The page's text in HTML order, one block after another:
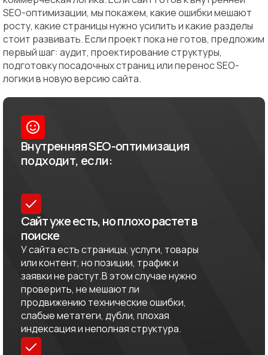
SEO-оптимизации, мы покажем, какие ошибки мешают
росту, какие страницы нужно усилить и какие разделы
стоит развивать. Если проект пока не готов, предложим
первый шаг: аудит, проектирование структуры,
подготовку посадочных страниц или перенос SEO-
логики в новую версию сайта.
Внутренняя SEO-оптимизация
подходит, если:
Сайт уже есть, но плохо растет в
поиске
У сайта есть страницы, услуги, товары
или контент, но позиции, трафик и
заявки не растут.В этом случае нужно
проверить, не мешают ли
продвижению технические ошибки,
слабые метатеги, дубли, плохая
индексация и неполная структура.